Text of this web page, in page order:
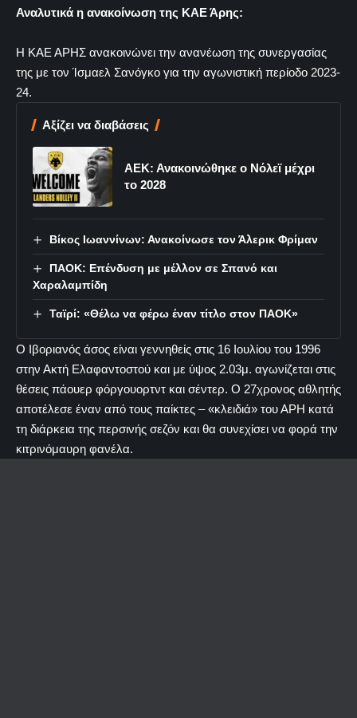
Αναλυτικά η ανακοίνωση της ΚΑΕ Άρης:
Η ΚΑΕ ΑΡΗΣ ανακοινώνει την ανανέωση της συνεργασίας
της με τον Ίσμαελ Σανόγκο για την αγωνιστική περίοδο 2023-
24.
Αξίζει να διαβάσεις
ΑΕΚ: Ανακοινώθηκε ο Νόλεϊ μέχρι
το 2028
Βίκος Ιωαννίνων: Ανακοίνωσε τον Άλερικ Φρίμαν
ΠΑΟΚ: Επένδυση με μέλλον σε Σπανό και
Χαραλαμπίδη
Ταϊρί: «Θέλω να φέρω έναν τίτλο στον ΠΑΟΚ»
Ο Ιβοριανός άσος είναι γεννηθείς στις 16 Ιουλίου του 1996
στην Ακτή Ελαφαντοστού και με ύψος 2.03μ. αγωνίζεται στις
θέσεις πάουερ φόργουορτντ και σέντερ. Ο 27χρονος αθλητής
αποτέλεσε έναν από τους παίκτες – «κλειδιά» του ΑΡΗ κατά
τη διάρκεια της περσινής σεζόν και θα συνεχίσει να φορά την
κιτρινόμαυρη φανέλα.